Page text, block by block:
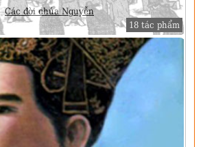
Các đời chúa Nguyễn
18 tác phẩm